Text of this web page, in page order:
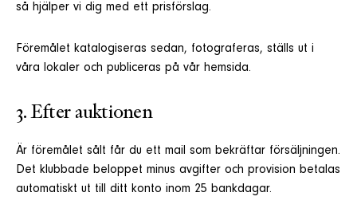
så hjälper vi dig med ett prisförslag.
Föremålet katalogiseras sedan, fotograferas, ställs ut i
våra lokaler och publiceras på vår hemsida.
3. Efter auktionen
Är föremålet sålt får du ett mail som bekräftar försäljningen.
Det klubbade beloppet minus avgifter och provision betalas
automatiskt ut till ditt konto inom 25 bankdagar.